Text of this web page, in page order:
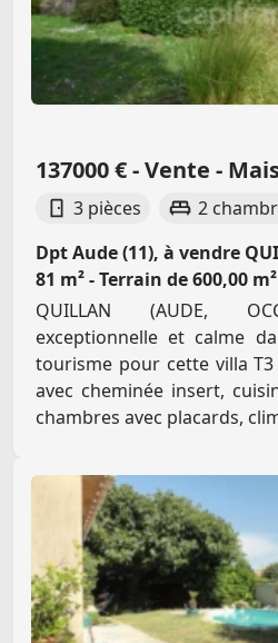
137000 € - Vente -
3 pièces 2
Dpt Aude (11), à vendre
81 m² - Terrain de 600,00
QUILLAN (AUDE,
exceptionnelle et calme
tourisme pour cette villa
avec cheminée insert,
chambres avec placards,